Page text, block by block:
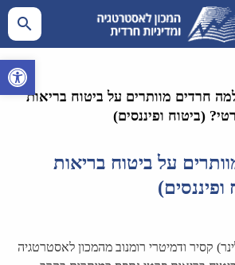
פתח
חרדים מוותרים על ביטוח בריאות
(ביטוח ופיננסים)
על ביטוח בריאות
קסיר ודמיטרי רומנוב מהמכון לאסטרטגיה